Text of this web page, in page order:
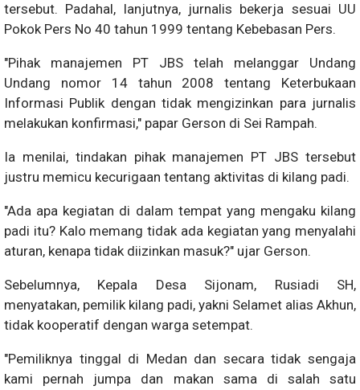
tersebut. Padahal, lanjutnya, jurnalis bekerja sesuai UU
Pokok Pers No 40 tahun 1999 tentang Kebebasan Pers.
"Pihak manajemen PT JBS telah melanggar Undang
Undang nomor 14 tahun 2008 tentang Keterbukaan
Informasi Publik dengan tidak mengizinkan para jurnalis
melakukan konfirmasi," papar Gerson di Sei Rampah.
Ia menilai, tindakan pihak manajemen PT JBS tersebut
justru memicu kecurigaan tentang aktivitas di kilang padi.
"Ada apa kegiatan di dalam tempat yang mengaku kilang
padi itu? Kalo memang tidak ada kegiatan yang menyalahi
aturan, kenapa tidak diizinkan masuk?" ujar Gerson.
Sebelumnya, Kepala Desa Sijonam, Rusiadi SH,
menyatakan, pemilik kilang padi, yakni Selamet alias Akhun,
tidak kooperatif dengan warga setempat.
"Pemiliknya tinggal di Medan dan secara tidak sengaja
kami pernah jumpa dan makan sama di salah satu